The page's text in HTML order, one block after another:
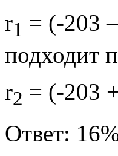
r1 = (-203
подходит
r2 = (-203
Ответ: